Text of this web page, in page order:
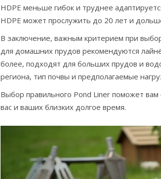
HDPE меньше гибок и труднее
HDPE может прослужить до 20 лет и
В заключение, важным критерием при
для домашних прудов рекомендуются
более, подходят для больших прудов и
региона, тип почвы и предполагаемые
Выбор правильного Pond Liner поможет
вас и ваших близких долгое время.